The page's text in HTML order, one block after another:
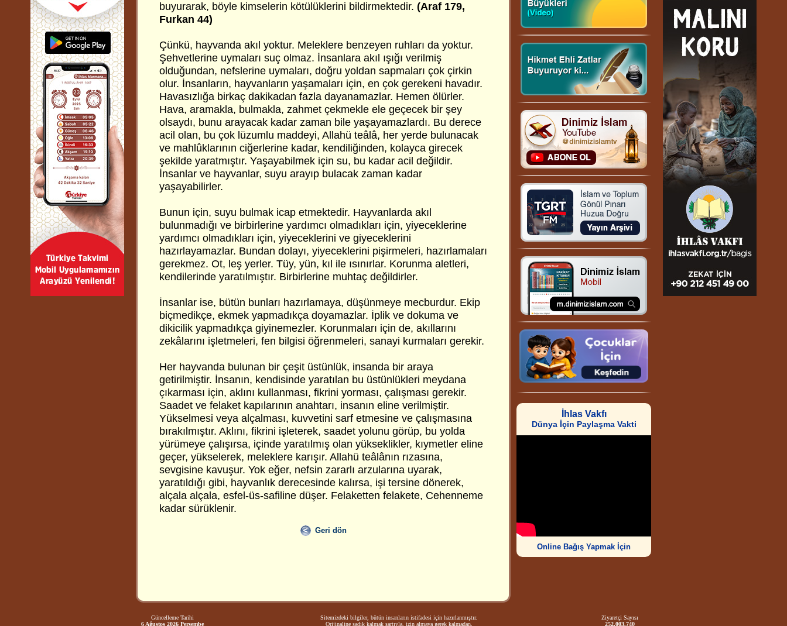
buyurarak, böyle kimselerin kötülüklerini bildirmektedir. (Araf 179,
Furkan 44)
Çünkü, hayvanda akıl yoktur. Meleklere benzeyen ruhları da yoktur.
Şehvetlerine uymaları suç olmaz. İnsanlara akıl ışığı verilmiş
olduğundan, nefslerine uymaları, doğru yoldan sapmaları çok çirkin
olur. İnsanların, hayvanların yaşamaları için, en çok gerekeni havadır.
Havasızlığa birkaç dakikadan fazla dayanamazlar. Hemen ölürler.
Hava, aramakla, bulmakla, zahmet çekmekle ele geçecek bir şey
olsaydı, bunu arayacak kadar zaman bile yaşayamazlardı. Bu derece
acil olan, bu çok lüzumlu maddeyi, Allahü teâlâ, her yerde bulunacak
ve mahlûklarının ciğerlerine kadar, kendiliğinden, kolayca girecek
şekilde yaratmıştır. Yaşayabilmek için su, bu kadar acil değildir.
İnsanlar ve hayvanlar, suyu arayıp bulacak zaman kadar
yaşayabilirler.
Bunun için, suyu bulmak icap etmektedir. Hayvanlarda akıl
bulunmadığı ve birbirlerine yardımcı olmadıkları için, yiyeceklerine
yardımcı olmadıkları için, yiyeceklerini ve giyeceklerini
hazırlayamazlar. Bundan dolayı, yiyeceklerini pişirmeleri, hazırlamaları
gerekmez. Ot, leş yerler. Tüy, yün, kıl ile ısınırlar. Korunma aletleri,
kendilerinde yaratılmıştır. Birbirlerine muhtaç değildirler.
İnsanlar ise, bütün bunları hazırlamaya, düşünmeye mecburdur. Ekip
biçmedikçe, ekmek yapmadıkça doyamazlar. İplik ve dokuma ve
dikicilik yapmadıkça giyinemezler. Korunmaları için de, akıllarını
zekâlarını işletmeleri, fen bilgisi öğrenmeleri, sanayi kurmaları gerekir.
Her hayvanda bulunan bir çeşit üstünlük, insanda bir araya
getirilmiştir. İnsanın, kendisinde yaratılan bu üstünlükleri meydana
çıkarması için, aklını kullanması, fikrini yorması, çalışması gerekir.
Saadet ve felaket kapılarının anahtarı, insanın eline verilmiştir.
Yükselmesi veya alçalması, kuvvetini sarf etmesine ve çalışmasına
bırakılmıştır. Aklını, fikrini işleterek, saadet yolunu görüp, bu yolda
yürümeye çalışırsa, içinde yaratılmış olan yükseklikler, kıymetler eline
geçer, yükselerek, meleklere karışır. Allahü teâlânın rızasına,
sevgisine kavuşur. Yok eğer, nefsin zararlı arzularına uyarak,
yaratıldığı gibi, hayvanlık derecesinde kalırsa, işi tersine dönerek,
alçala alçala, esfel-üs-safiline düşer. Felaketten felakete, Cehenneme
kadar sürüklenir.
Geri dön
İhlas Vakfı
Dünya İçin Paylaşma Vakti
Online Bağış Yapmak İçin
Güncelleme Tarihi
6 Ağustos 2026 Perşembe
Sitemizdeki bilgiler, bütün insanların istifadesi için hazırlanmıştır.
Orijinaline sadık kalmak şartıyla, izin almaya gerek kalmadan,
Ziyaretçi Sayısı
252.003.740